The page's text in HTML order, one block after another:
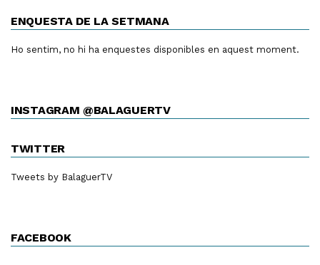
ENQUESTA DE LA SETMANA
Ho sentim, no hi ha enquestes disponibles en aquest moment.
INSTAGRAM @BALAGUERTV
TWITTER
Tweets by BalaguerTV
FACEBOOK